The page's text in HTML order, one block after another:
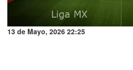
13 de Mayo, 2026 22:25